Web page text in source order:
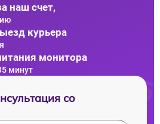
наш счет,
курьера
монитора
минут
со